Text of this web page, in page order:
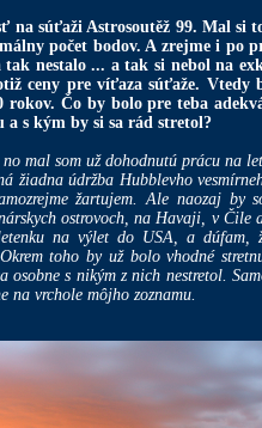
na súťaži Astrosoutěž 99. Mal si
počet bodov. A zrejme i po
tak nestalo ... a tak si nebol na
ceny pre víťaza súťaže. Vtedy
rokov. Čo by bolo pre teba
s kým by si sa rád stretol?
no mal som už dohodnutú prácu na
žiadna údržba Hubblevho
žartujem. Ale naozaj by
ostrovoch, na Havaji, v
na výlet do USA, a dúfam,
toho by už bolo vhodné
osobne s nikým z nich nestretol.
na vrchole môjho zoznamu.